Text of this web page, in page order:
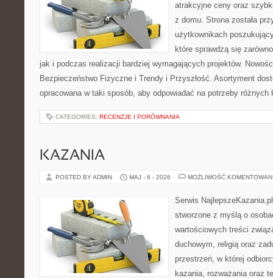
atrakcyjne ceny oraz
z domu. Strona została
użytkownikach
które sprawdzą się
jak i podczas realizacji bardziej wymagających projektów.
Bezpieczeństwo Fizyczne i Trendy i Przyszłość. Asortyment
opracowana w taki sposób, aby odpowiadać na potrzeby
CATEGORIES: RECENZJE I PORÓWNANIA
KAZANIA
POSTED BY ADMIN MAJ - 6 - 2026 MOŻLIWOŚĆ
Serwis
stworzone z myślą o
wartościowych treści
duchowym, religią oraz
przestrzeń, w której
kazania, rozważania oraz